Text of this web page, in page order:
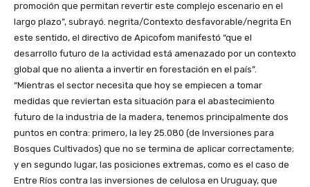
promoción que permitan revertir este complejo escenario en el
largo plazo”, subrayó. negrita/Contexto desfavorable/negrita En
este sentido, el directivo de Apicofom manifestó “que el
desarrollo futuro de la actividad está amenazado por un contexto
global que no alienta a invertir en forestación en el país”.
“Mientras el sector necesita que hoy se empiecen a tomar
medidas que reviertan esta situación para el abastecimiento
futuro de la industria de la madera, tenemos principalmente dos
puntos en contra: primero, la ley 25.080 (de Inversiones para
Bosques Cultivados) que no se termina de aplicar correctamente;
y en segundo lugar, las posiciones extremas, como es el caso de
Entre Ríos contra las inversiones de celulosa en Uruguay, que